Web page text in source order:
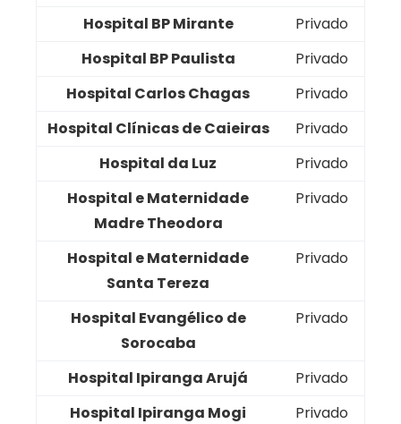
Hospital BP Mirante
Privado
Hospital BP Paulista
Privado
Hospital Carlos Chagas
Privado
Hospital Clínicas de Caieiras
Privado
Hospital da Luz
Privado
Hospital e Maternidade
Madre Theodora
Privado
Hospital e Maternidade
Santa Tereza
Privado
Hospital Evangélico de
Sorocaba
Privado
Hospital Ipiranga Arujá
Privado
Hospital Ipiranga Mogi
Privado